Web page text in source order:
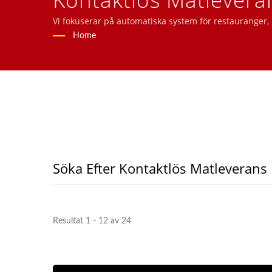
Matleveransband
Vi fokuserar på automatiska system för
surfplattebeställningssystem,
Home
Söka Efter Kontaktlös Matleverans
Resultat 1 - 12 av 24